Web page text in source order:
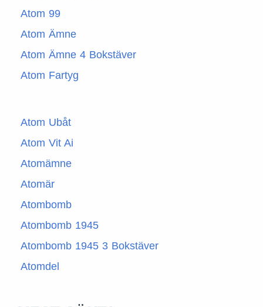
Atom 99
Atom Ämne
Atom Ämne 4 Bokstäver
Atom Fartyg
Atom Ubåt
Atom Vit Ai
Atomämne
Atomär
Atombomb
Atombomb 1945
Atombomb 1945 3 Bokstäver
Atomdel